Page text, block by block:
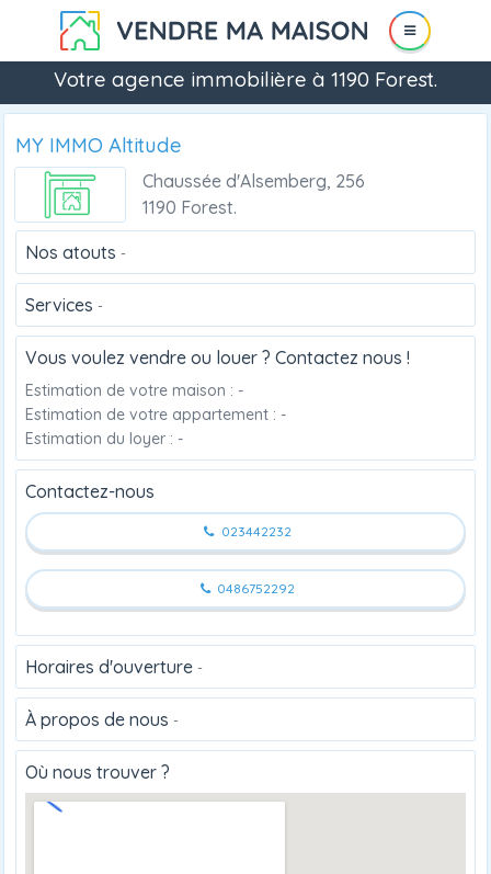
Votre agence immobilière à 1190 Forest.
MY IMMO Altitude
Chaussée d'Alsemberg, 256
1190 Forest.
Nos atouts -
Services -
Vous voulez vendre ou louer ? Contactez nous !
Estimation de votre maison : -
Estimation de votre appartement : -
Estimation du loyer : -
Contactez-nous
023442232
0486752292
Horaires d'ouverture -
À propos de nous -
Où nous trouver ?